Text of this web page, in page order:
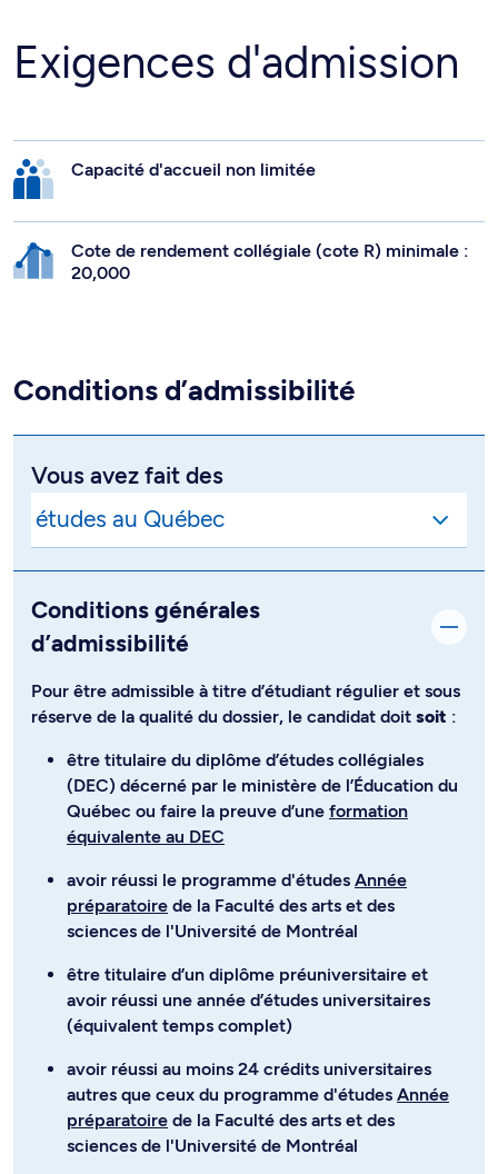
Exigences d'admission
Capacité d'accueil non limitée
Cote de rendement collégiale (cote R) minimale :
20,000
Conditions d’admissibilité
Vous avez fait des
Conditions générales
d’admissibilité
Pour être admissible à titre d’étudiant régulier et sous
réserve de la qualité du dossier, le candidat doit soit :
être titulaire du diplôme d’études collégiales
(DEC) décerné par le ministère de l’Éducation du
Québec ou faire la preuve d’une formation
équivalente au DEC
avoir réussi le programme d'études Année
préparatoire de la Faculté des arts et des
sciences de l'Université de Montréal
être titulaire d’un diplôme préuniversitaire et
avoir réussi une année d’études universitaires
(équivalent temps complet)
avoir réussi au moins 24 crédits universitaires
autres que ceux du programme d'études Année
préparatoire de la Faculté des arts et des
sciences de l'Université de Montréal